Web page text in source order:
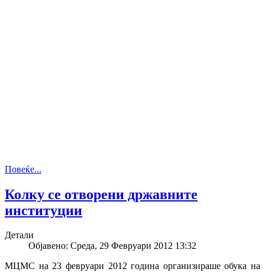
Повеќе...
Колку се отворени државните
институции
Детали
Објавено: Среда, 29 Февруари 2012 13:32
МЦМС на 23 февруари 2012 година организираше обука на